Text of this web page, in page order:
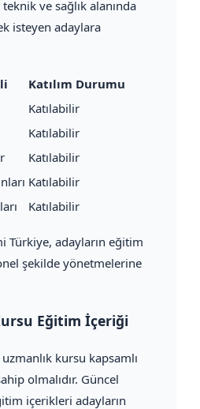
ve sağlık alanında
isteyen adaylara
Katılım Durumu
Katılabilir
Katılabilir
Katılabilir
Katılabilir
Katılabilir
Türkiye, adayların eğitim
şekilde yönetmelerine
Eğitim İçeriği
kursu kapsamlı
olmalıdır. Güncel
içerikleri adayların